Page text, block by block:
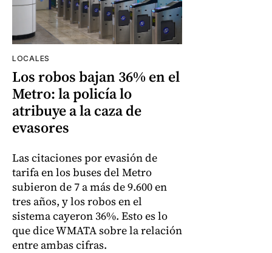
LOCALES
Los robos bajan 36% en el
Metro: la policía lo
atribuye a la caza de
evasores
Las citaciones por evasión de
tarifa en los buses del Metro
subieron de 7 a más de 9.600 en
tres años, y los robos en el
sistema cayeron 36%. Esto es lo
que dice WMATA sobre la relación
entre ambas cifras.